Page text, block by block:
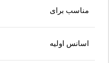
مناسب برای
اسانس اولیه